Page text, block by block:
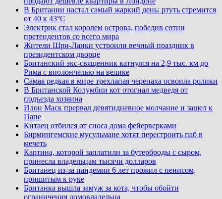
В Британии настал самый жаркий день: ртуть стремится
от 40 к 43°C
Электрик стал королем острова, победив сотни
претендентов со всего мира
Жители Шри-Ланки устроили вечный праздник в
президентском дворце
Британский экс-священник катнулся на 2,9 тыс. км до
Рима с виолончелью на велике
Самая редкая в мире трехлапая черепаха освоила ролики
В Британской Колумбии кот отогнал медведя от
подъезда хозяина
Илон Маск прервал девятидневное молчание и зашел к
Папе
Китаец отбился от сноса дома фейерверками
Бирмингемские мусульмане хотят перестроить паб в
мечеть
Картина, которой заплатили за бутерброды с сыром,
принесла владельцам тысячи долларов
Британец из-за пандемии 6 лет прожил с пенисом,
пришитым к руке
Британка вышла замуж за кота, чтобы обойти
ограничения домовладельца